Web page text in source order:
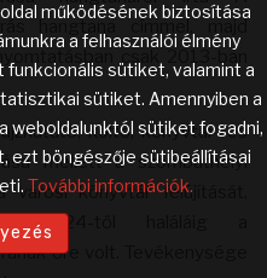
hangtana címmel, majd
csak 2013-ban
költő, könyvtár- és
mellett a szombathelyi
könyvtár felújítását,
1924-től haláláig a
őre volt. Tevékenysége
működésének biztosítása
a felhasználói élmény
sütiket, valamint a
sütiket. Amennyiben a
weboldalunktól sütiket fogadni,
ezt böngészője sütibeállításai
További információk.